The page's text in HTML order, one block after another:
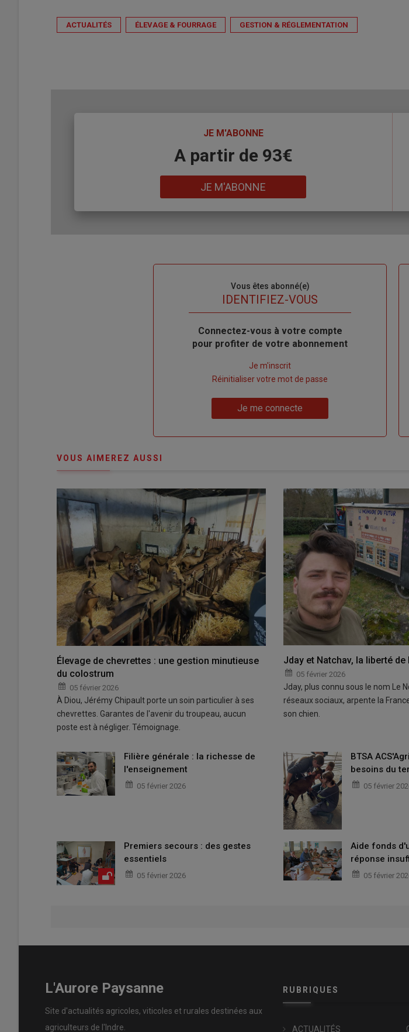
ACTUALITÉS ÉLEVAGE & FOURRAGE GESTION & RÉGLEMENTATION
JE M'ABONNE
A partir de 93€
JE M'ABONNE
Vous êtes abonné(e)
IDENTIFIEZ-VOUS
Body
Connectez-vous à votre compte
pour profiter de votre abonnement
compte"
Je m'inscrit
Réinitialiser votre mot de passe
Je me connecte
VOUS AIMEREZ AUSSI
Élevage de chevrettes : une gestion minutieuse
du colostrum
05 février 2026
À Diou, Jérémy Chipault porte un soin particulier à ses
chevrettes. Garantes de l'avenir du troupeau, aucun
poste est à négliger. Témoignage.
Jday et Natchav, la liberté
05 février 2026
Jday, plus connu sous le nom Le
réseaux sociaux, arpente la
son chien.
Filière générale : la richesse de
l'enseignement
05 février 2026
BTSA
besoins du
05 février
Premiers secours : des gestes
essentiels
05 février 2026
Aide fonds
réponse
05 février
L'Aurore Paysanne
Site d'actualités agricoles, viticoles et rurales destinées aux
agriculteurs de l'Indre.
RUBRIQUES
ACTUALITÉS